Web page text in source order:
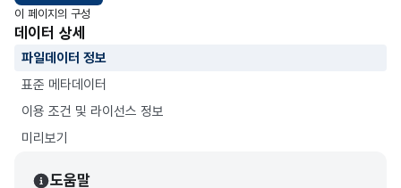
이 페이지의 구성
데이터 상세
파일데이터 정보
표준 메타데이터
이용 조건 및 라이선스 정보
미리보기
도움말